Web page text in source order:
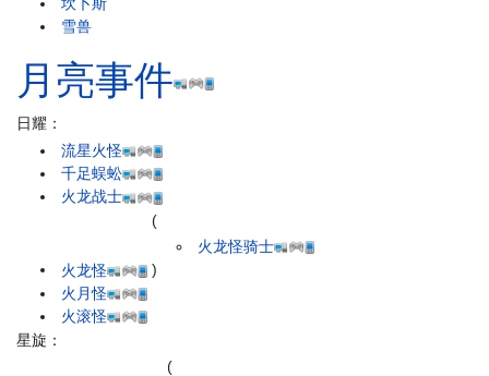
雪兽
月亮事件
日耀：
流星火怪
千足蜈蚣
火龙战士
火龙怪
(
火龙怪骑士
)
火月怪
火滚怪
星旋：
(